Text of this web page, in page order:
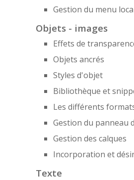
Gestion du menu
Objets - images
Effets de
Objets ancrés
Styles d'objet
Bibliothèque et
Les différents
Gestion du panneau
Gestion des calques
Incorporation et
Texte